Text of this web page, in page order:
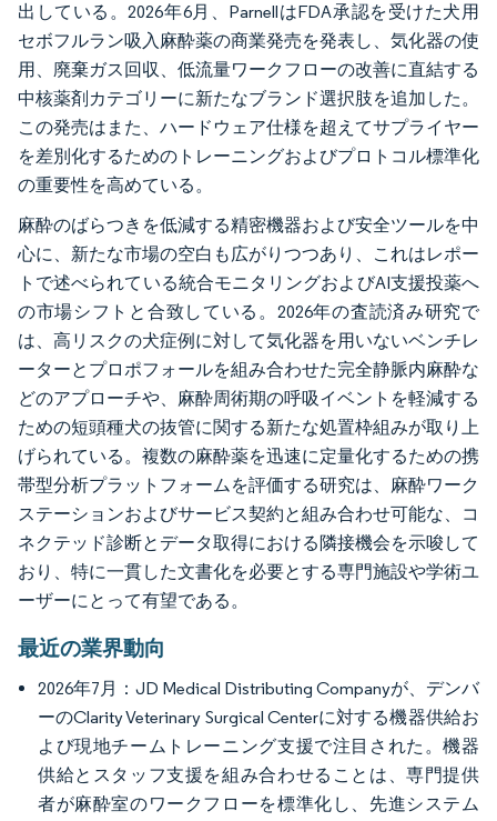
出している。2026年6月、ParnellはFDA承認を受けた犬用
セボフルラン吸入麻酔薬の商業発売を発表し、気化器の使
用、廃棄ガス回収、低流量ワークフローの改善に直結する
中核薬剤カテゴリーに新たなブランド選択肢を追加した。
この発売はまた、ハードウェア仕様を超えてサプライヤー
を差別化するためのトレーニングおよびプロトコル標準化
の重要性を高めている。
麻酔のばらつきを低減する精密機器および安全ツールを中
心に、新たな市場の空白も広がりつつあり、これはレポー
トで述べられている統合モニタリングおよびAI支援投薬へ
の市場シフトと合致している。2026年の査読済み研究で
は、高リスクの犬症例に対して気化器を用いないベンチレ
ーターとプロポフォールを組み合わせた完全静脈内麻酔な
どのアプローチや、麻酔周術期の呼吸イベントを軽減する
ための短頭種犬の抜管に関する新たな処置枠組みが取り上
げられている。複数の麻酔薬を迅速に定量化するための携
帯型分析プラットフォームを評価する研究は、麻酔ワーク
ステーションおよびサービス契約と組み合わせ可能な、コ
ネクテッド診断とデータ取得における隣接機会を示唆して
おり、特に一貫した文書化を必要とする専門施設や学術ユ
ーザーにとって有望である。
最近の業界動向
2026年7月：JD Medical Distributing Companyが、デンバ
ーのClarity Veterinary Surgical Centerに対する機器供給お
よび現地チームトレーニング支援で注目された。機器
供給とスタッフ支援を組み合わせることは、専門提供
者が麻酔室のワークフローを標準化し、先進システム